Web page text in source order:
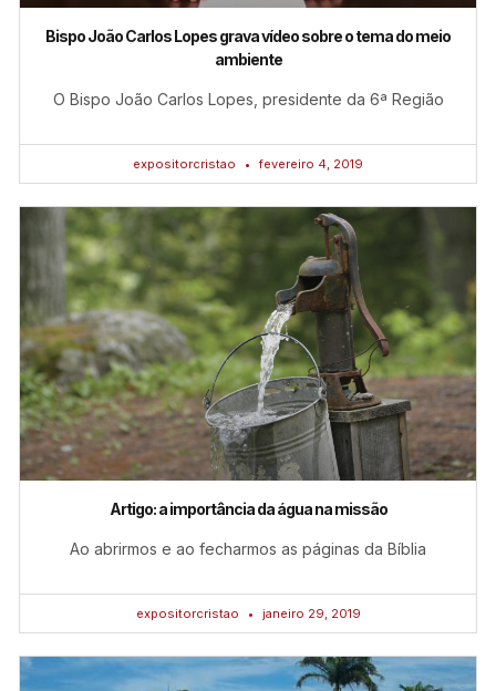
Bispo João Carlos Lopes grava vídeo sobre o tema do meio
ambiente
O Bispo João Carlos Lopes, presidente da 6ª Região
expositorcristao fevereiro 4, 2019
Artigo: a importância da água na missão
Ao abrirmos e ao fecharmos as páginas da Bíblia
expositorcristao janeiro 29, 2019